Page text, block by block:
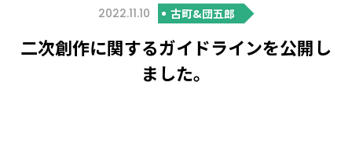
2022.11.10 古町&団五郎
二次創作に関するガイドラインを公開し
ました。